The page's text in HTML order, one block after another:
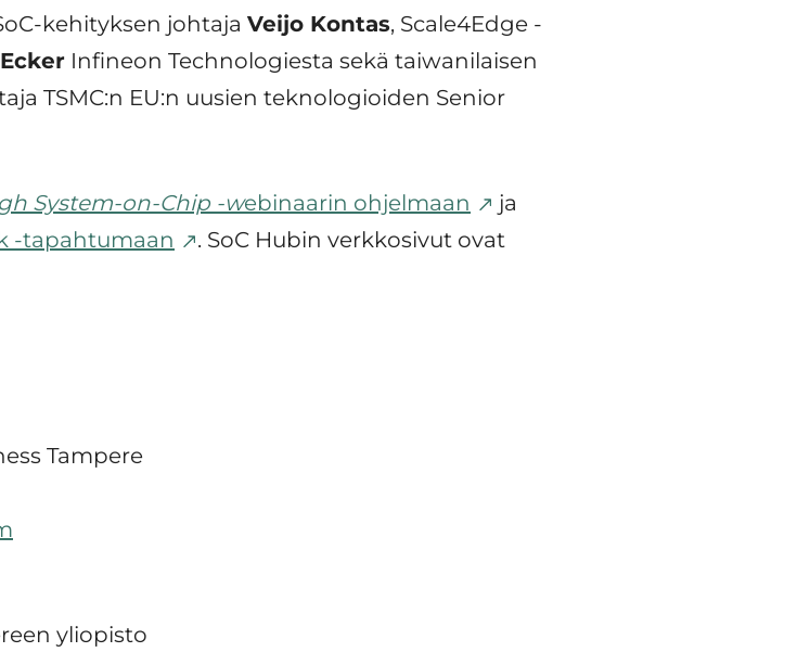
kehityksen johtaja Veijo Kontas, Scale4Edge -
Infineon Technologiesta sekä taiwanilaisen
TSMC:n EU:n uusien teknologioiden Senior
System-on-Chip -webinaarin ohjelmaan
ja
-tapahtumaan
. SoC Hubin verkkosivut ovat
Tampere
yliopisto